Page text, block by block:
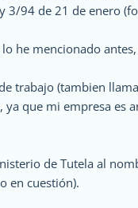
3/94 de 21 de enero
he mencionado
trabajo (tambien
que mi empresa es
de Tutela al
en cuestión).